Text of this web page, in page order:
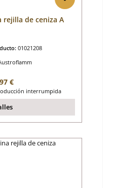
rejilla de ceniza A
01021208
normal:
€
interrumpida